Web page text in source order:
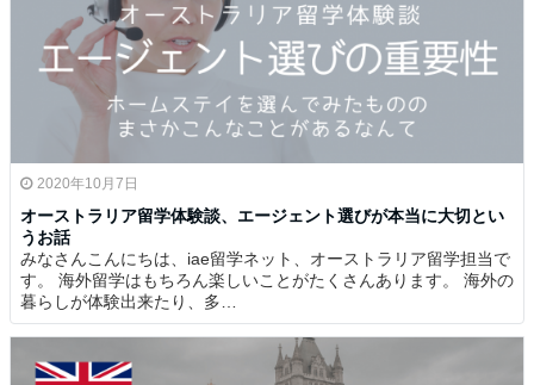
2020年10月7日
オーストラリア留学体験談、エージェント選びが本当に大切とい
うお話
みなさんこんにちは、iae留学ネット、オーストラリア留学担当で
す。 海外留学はもちろん楽しいことがたくさんあります。 海外の
暮らしが体験出来たり、多…